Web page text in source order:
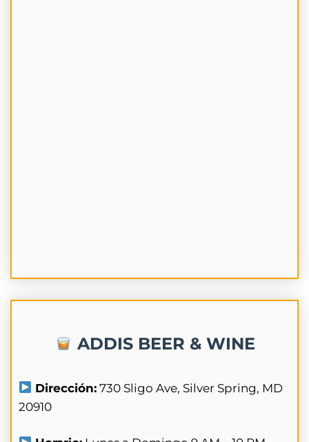
ADDIS BEER & WINE
Dirección: 730 Sligo Ave, Silver Spring, MD
20910